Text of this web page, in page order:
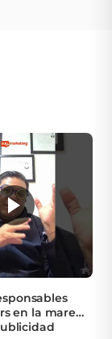
en la marea